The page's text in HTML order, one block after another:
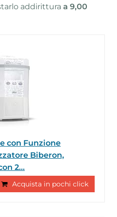
addirittura a 9,00
con Funzione
Biberon,
2...
Acquista in pochi click